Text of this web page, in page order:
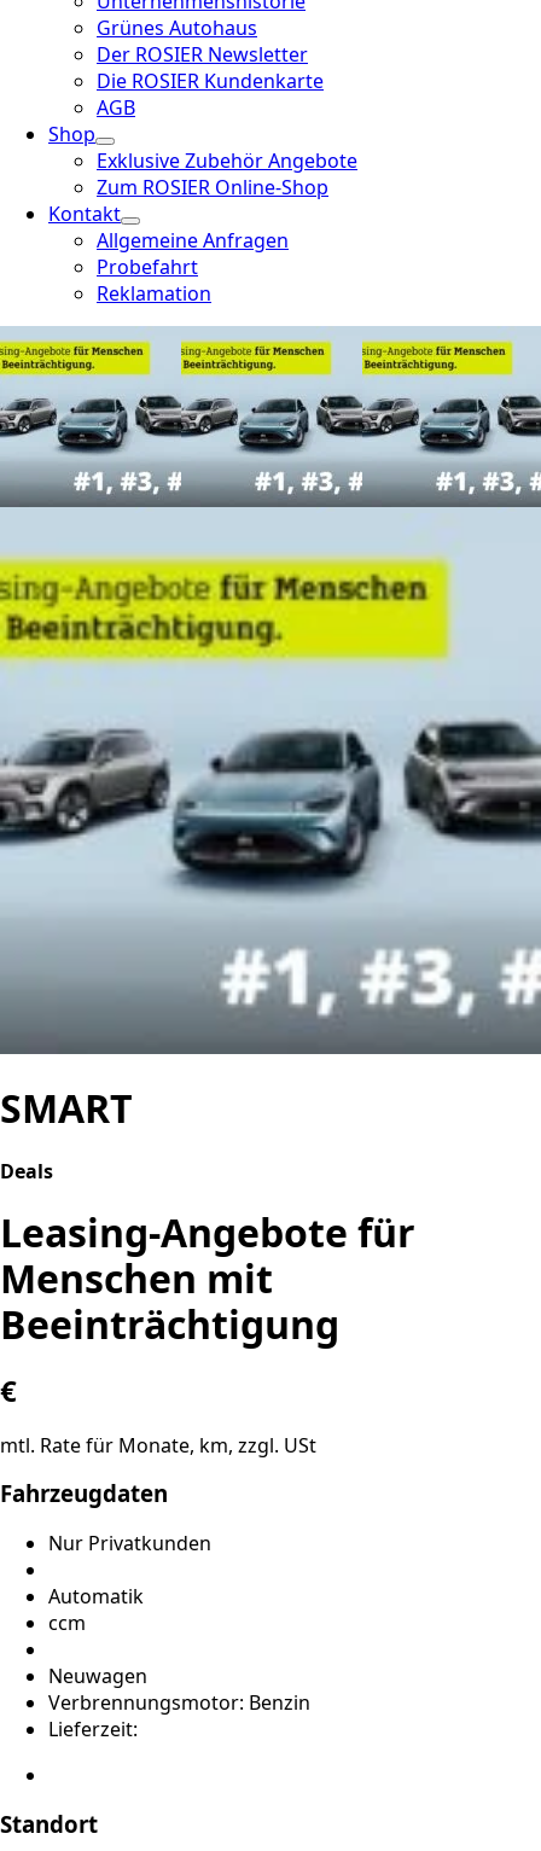
Grünes Autohaus
Der ROSIER Newsletter
Die ROSIER Kundenkarte
AGB
Shop
Exklusive Zubehör Angebote
Zum ROSIER Online-Shop
Kontakt
Allgemeine Anfragen
Probefahrt
Reklamation
SMART
Deals
Leasing-Angebote für
Menschen mit
Beeinträchtigung
€
mtl. Rate für Monate, km, zzgl. USt
Fahrzeugdaten
Nur Privatkunden
Automatik
ccm
Neuwagen
Verbrennungsmotor: Benzin
Lieferzeit:
Standort